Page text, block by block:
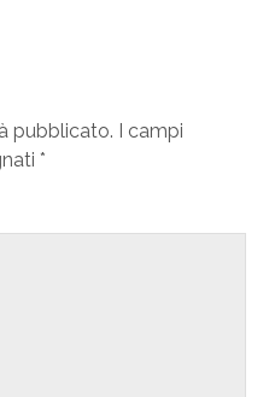
pubblicato. I campi
*